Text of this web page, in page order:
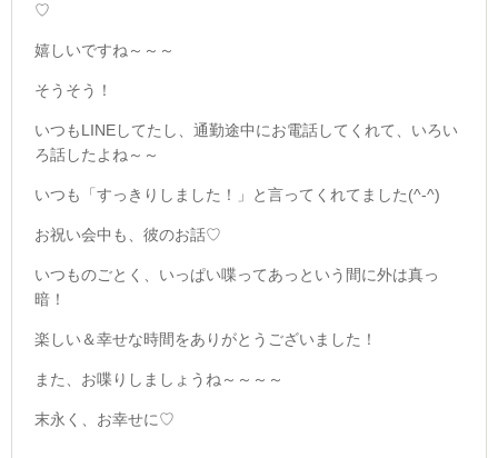
♡
嬉しいですね～～～
そうそう！
いつもLINEしてたし、通勤途中にお電話してくれて、いろい
ろ話したよね～～
いつも「すっきりしました！」と言ってくれてました(^-^)
お祝い会中も、彼のお話♡
いつものごとく、いっぱい喋ってあっという間に外は真っ
暗！
楽しい＆幸せな時間をありがとうございました！
また、お喋りしましょうね～～～～
末永く、お幸せに♡